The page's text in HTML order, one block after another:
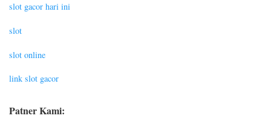
slot gacor hari ini
slot
slot online
link slot gacor
Patner Kami: